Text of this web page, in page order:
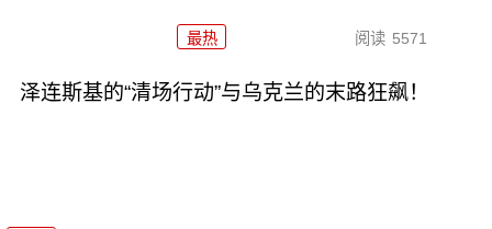
最热 阅读 5571
泽连斯基的“清场行动”与乌克兰的末路狂飙！